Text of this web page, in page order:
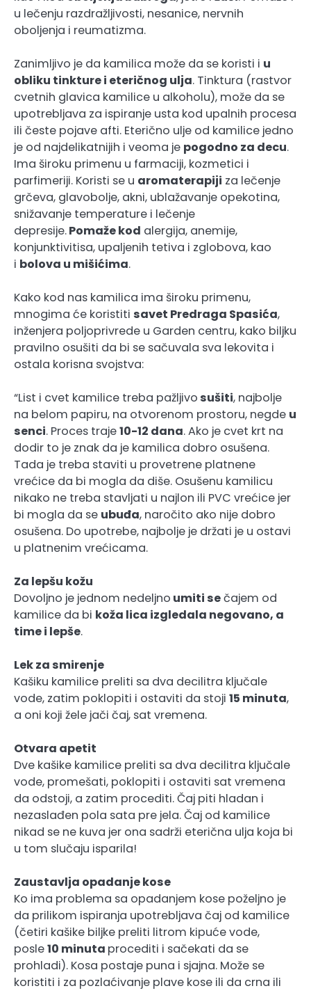
u lečenju razdražljivosti, nesanice, nervnih
oboljenja i reumatizma.
Zanimljivo je da kamilica može da se koristi i u
obliku tinkture i eteričnog ulja. Tinktura (rastvor
cvetnih glavica kamilice u alkoholu), može da se
upotrebljava za ispiranje usta kod upalnih procesa
ili česte pojave afti. Eterično ulje od kamilice jedno
je od najdelikatnijih i veoma je pogodno za decu.
Ima široku primenu u farmaciji, kozmetici i
parfimeriji. Koristi se u aromaterapiji za lečenje
grčeva, glavobolje, akni, ublažavanje opekotina,
snižavanje temperature i lečenje
depresije.Pomaže kod alergija, anemije,
konjunktivitisa, upaljenih tetiva i zglobova, kao
i bolova u mišićima.
Kako kod nas kamilica ima široku primenu,
mnogima će koristiti savet Predraga Spasića,
inženjera poljoprivrede u Garden centru, kako biljku
pravilno osušiti da bi se sačuvala sva lekovita i
ostala korisna svojstva:
“List i cvet kamilice treba pažljivo sušiti, najbolje
na belom papiru, na otvorenom prostoru, negde u
senci. Proces traje10-12 dana. Ako je cvet krt na
dodir to je znak da je kamilica dobro osušena.
Tada je treba staviti u provetrene platnene
vrećice da bi mogla da diše. Osušenu kamilicu
nikako ne treba stavljati u najlon ili PVC vrećice jer
bi mogla da se ubuđa, naročito ako nije dobro
osušena. Do upotrebe, najbolje je držati je u ostavi
u platnenim vrećicama.
Za lepšu kožu
Dovoljno je jednom nedeljno umiti sečajem od
kamilice da bi koža lica izgledala negovano, a
time i lepše.
Lek za smirenje
Kašiku kamilice preliti sa dva decilitra ključale
vode, zatim poklopiti i ostaviti da stoji 15 minuta,
a oni koji žele jači čaj, sat vremena.
Otvara apetit
Dve kašike kamilice preliti sa dva decilitra ključale
vode, promešati, poklopiti i ostaviti sat vremena
da odstoji, a zatim procediti. Čaj piti hladan i
nezaslađen pola sata pre jela. Čaj od kamilice
nikad se ne kuva jer ona sadrži eterična ulja koja bi
u tom slučaju isparila!
Zaustavlja opadanje kose
Ko ima problema sa opadanjem kose poželjno je
da prilikom ispiranja upotrebljava čaj od kamilice
(četiri kašike biljke preliti litrom kipuće vode,
posle10 minuta procediti i sačekati da se
prohladi). Kosa postaje puna i sjajna. Može se
koristiti i za pozlaćivanje plave kose ili da crna ili